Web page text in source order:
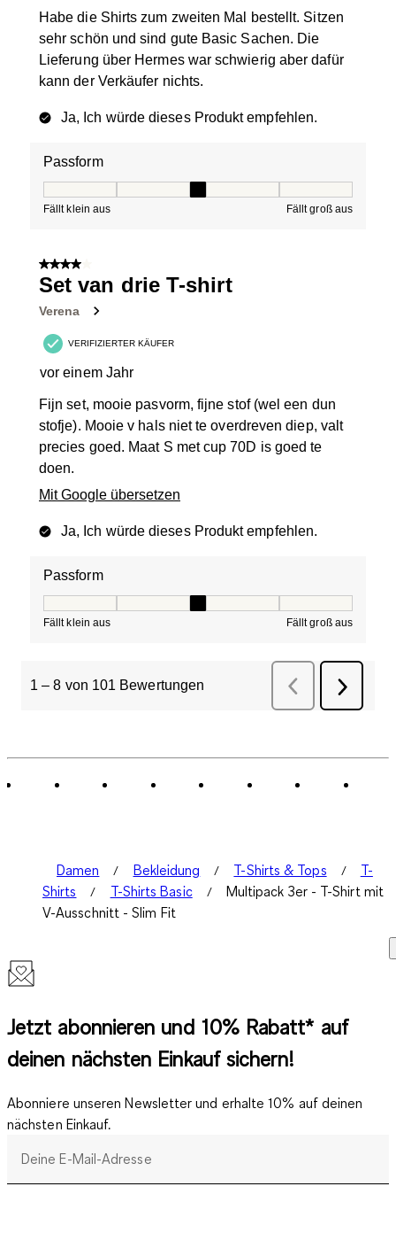
Habe die Shirts zum zweiten Mal bestellt. Sitzen
sehr schön und sind gute Basic Sachen. Die
Lieferung über Hermes war schwierig aber dafür
kann der Verkäufer nichts.
Ja, Ich würde dieses Produkt empfehlen.
Passform
Fällt klein aus Fällt groß aus
4 von 5 Sternen.
Set van drie T-shirt
Verena
VERIFIZIERTER KÄUFER
vor einem Jahr
Fijn set, mooie pasvorm, fijne stof (wel een dun
stofje). Mooie v hals niet te overdreven diep, valt
precies goed. Maat S met cup 70D is goed te
doen.
Mit Google übersetzen
Ja, Ich würde dieses Produkt empfehlen.
Passform
Fällt klein aus Fällt groß aus
1 – 8 von 101 Bewertungen Zurück Bewertungen
Weiter
Damen Bekleidung T-Shirts & Tops
T-
Shirts
T-Shirts Basic
Multipack 3er - T-Shirt mit
V-Ausschnitt - Slim Fit
Jetzt abonnieren und 10% Rabatt* auf
deinen nächsten Einkauf sichern!
Abonniere unseren Newsletter und erhalte 10% auf deinen
nächsten Einkauf.
Deine E-Mail-Adresse